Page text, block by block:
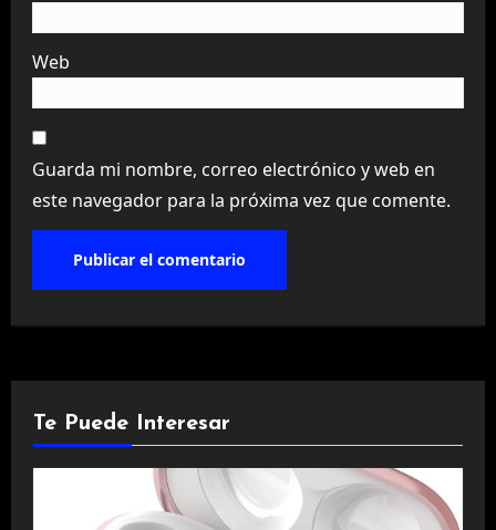
Web
Guarda mi nombre, correo electrónico y web en
este navegador para la próxima vez que comente.
Te Puede Interesar